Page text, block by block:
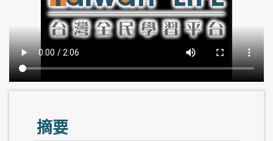
摘要